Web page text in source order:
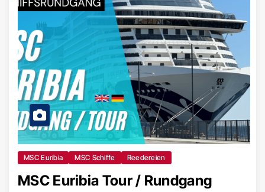
MSC Euribia MSC Schiffe Reedereien
MSC Euribia Tour / Rundgang